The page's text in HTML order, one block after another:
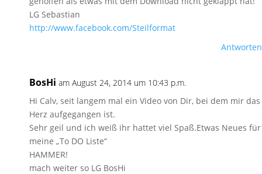
LG Sebastian
http://www.facebook.com/Steilformat
Antworten
BosHi am August 24, 2014 um 10:43 p.m.
Hi Calv, seit langem mal ein Video von Dir, bei dem mir das
Herz aufgegangen ist.
Sehr geil und ich weiß ihr hattet viel Spaß.Etwas Neues für
meine „To DO Liste“
HAMMER!
mach weiter so LG BosHi